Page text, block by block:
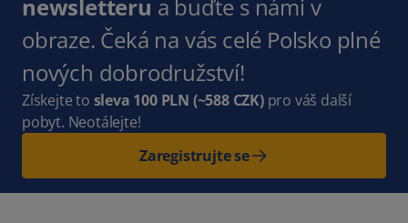
newsletteru a buďte s námi v
obraze. Čeká na vás celé Polsko plné
nových dobrodružství!
Získejte to sleva 100 PLN (~588 CZK) pro váš další
pobyt. Neotálejte!
Zaregistrujte se